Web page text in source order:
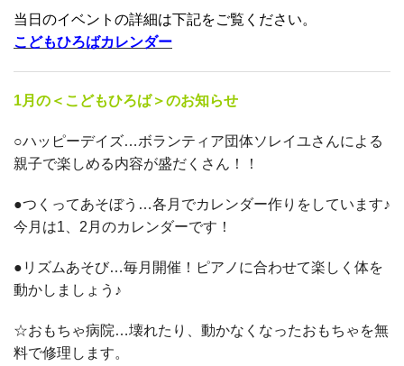
当日のイベントの詳細は下記をご覧ください。
こどもひろばカレンダー
1月の＜こどもひろば＞のお知らせ
○ハッピーデイズ…ボランティア団体ソレイユさんによる
親子で楽しめる内容が盛だくさん！！
●つくってあそぼう…各月でカレンダー作りをしています♪
今月は1、2月のカレンダーです！
●リズムあそび…毎月開催！ピアノに合わせて楽しく体を
動かしましょう♪
☆おもちゃ病院…壊れたり、動かなくなったおもちゃを無
料で修理します。